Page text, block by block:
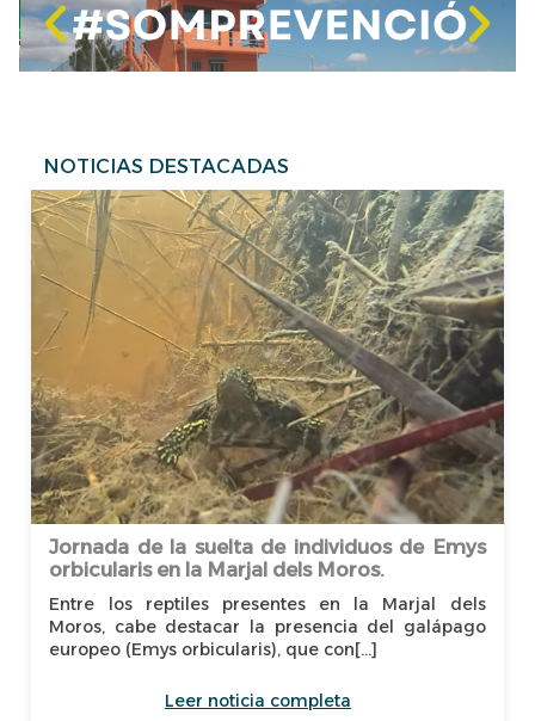
Parc Natural de la Marjal de Pego-Oliva, Alicante-
Valencia
25/07/2027 - 08:30
NOTICIAS DESTACADAS
Jornada de la suelta de individuos de Emys
orbicularis en la Marjal dels Moros.
Entre los reptiles presentes en la Marjal dels
Moros, cabe destacar la presencia del galápago
europeo (Emys orbicularis), que con[...]
Leer noticia completa